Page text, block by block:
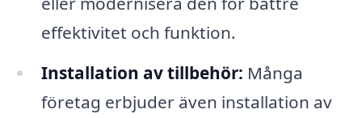
effektivitet och funktion.
Installation av tillbehör: Många
företag erbjuder även installation av